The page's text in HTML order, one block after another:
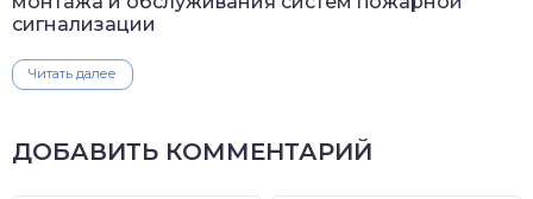
сигнализации
Читать далее
ДОБАВИТЬ КОММЕНТАРИЙ